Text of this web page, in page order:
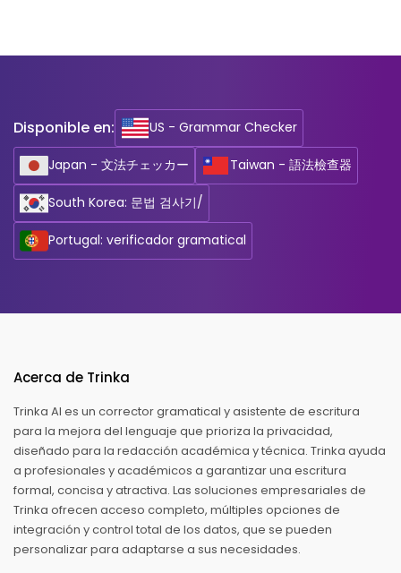
Disponible en: US - Grammar Checker
Japan - 文法チェッカー Taiwan - 語法檢查器
South Korea: 문법 검사기/
Portugal: verificador gramatical
Acerca de Trinka
Trinka AI es un corrector gramatical y asistente de escritura
para la mejora del lenguaje que prioriza la privacidad,
diseñado para la redacción académica y técnica. Trinka ayuda
a profesionales y académicos a garantizar una escritura
formal, concisa y atractiva. Las soluciones empresariales de
Trinka ofrecen acceso completo, múltiples opciones de
integración y control total de los datos, que se pueden
personalizar para adaptarse a sus necesidades.